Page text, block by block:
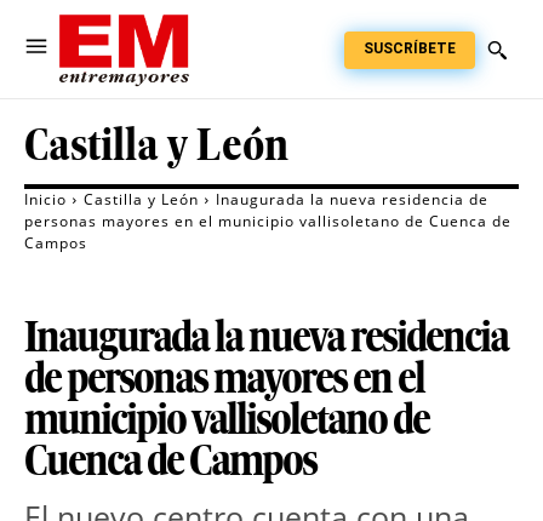
SUSCRÍBETE
Castilla y León
Inicio Castilla y León
Inaugurada la nueva residencia de
personas mayores en el municipio vallisoletano de Cuenca de
Campos
Inaugurada la nueva residencia
de personas mayores en el
municipio vallisoletano de
Cuenca de Campos